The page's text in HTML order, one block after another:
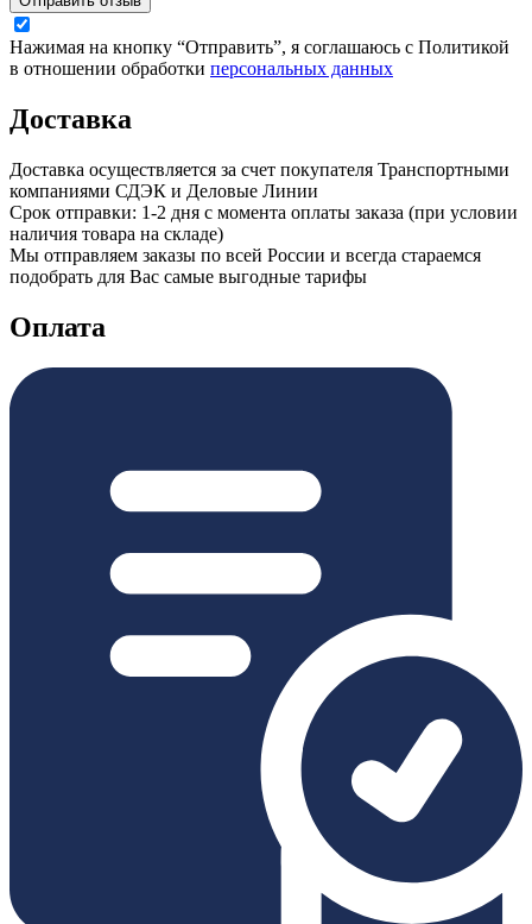
Нажимая на кнопку “Отправить”, я соглашаюсь с Политикой
в отношении обработки персональных данных
Доставка
Доставка осуществляется за счет покупателя Транспортными
компаниями СДЭК и Деловые Линии
Срок отправки: 1-2 дня с момента оплаты заказа (при условии
наличия товара на складе)
Мы отправляем заказы по всей России и всегда стараемся
подобрать для Вас самые выгодные тарифы
Оплата